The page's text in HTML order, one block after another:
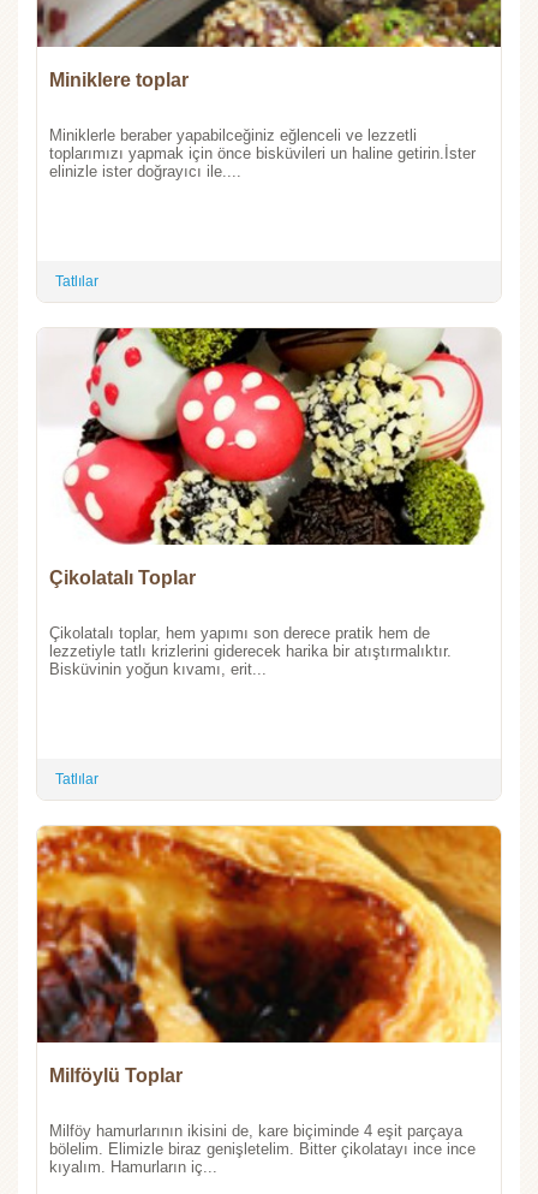
Miniklere toplar
Miniklerle beraber yapabilceğiniz eğlenceli ve lezzetli
toplarımızı yapmak için önce bisküvileri un haline getirin.İster
elinizle ister doğrayıcı ile....
Tatlılar
Çikolatalı Toplar
Çikolatalı toplar, hem yapımı son derece pratik hem de
lezzetiyle tatlı krizlerini giderecek harika bir atıştırmalıktır.
Bisküvinin yoğun kıvamı, erit...
Tatlılar
Milföylü Toplar
Milföy hamurlarının ikisini de, kare biçiminde 4 eşit parçaya
bölelim. Elimizle biraz genişletelim. Bitter çikolatayı ince ince
kıyalım. Hamurların iç...